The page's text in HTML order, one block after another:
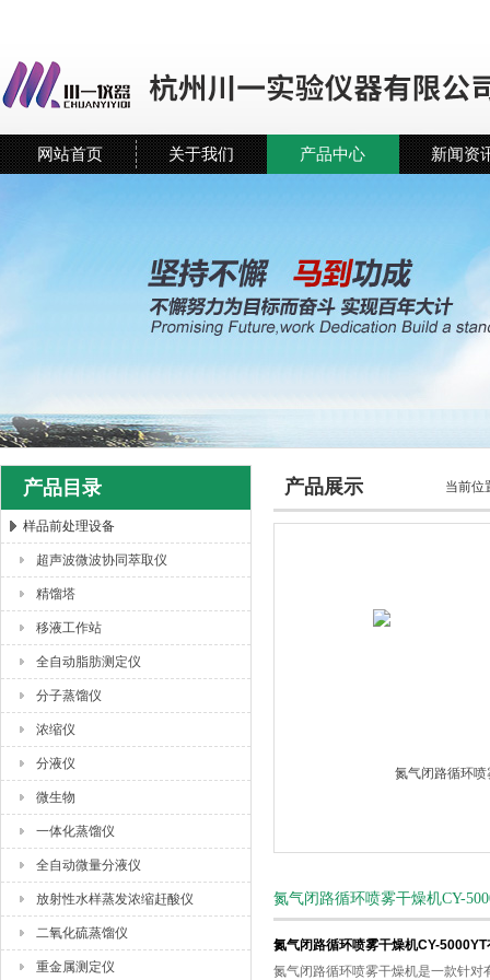
杭州川一实验仪器有限公司
网站首页 关于我们 产品中心 新闻资
产品目录
样品前处理设备
超声波微波协同萃取仪
精馏塔
移液工作站
全自动脂肪测定仪
分子蒸馏仪
浓缩仪
分液仪
微生物
一体化蒸馏仪
全自动微量分液仪
放射性水样蒸发浓缩赶酸仪
二氧化硫蒸馏仪
重金属测定仪
产品展示 当前位
氮气闭路循环喷雾干燥机CY-
氮气闭路循环喷雾干燥机CY-5000YT
氮气闭路循环喷雾干燥机是一款针